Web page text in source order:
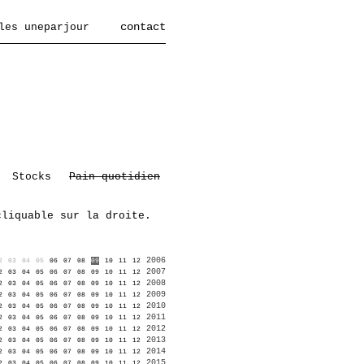
les uneparjour contact
Stocks Pain quotidien
sur la droite.
03 04 05 06 07 08 09 10 11 12 2006
03 04 05 06 07 08 09 10 11 12 2007
03 04 05 06 07 08 09 10 11 12 2008
03 04 05 06 07 08 09 10 11 12 2009
03 04 05 06 07 08 09 10 11 12 2010
03 04 05 06 07 08 09 10 11 12 2011
03 04 05 06 07 08 09 10 11 12 2012
03 04 05 06 07 08 09 10 11 12 2013
03 04 05 06 07 08 09 10 11 12 2014